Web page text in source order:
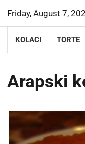
content
Friday, August 7,
KOLACI TORTE
Arapski